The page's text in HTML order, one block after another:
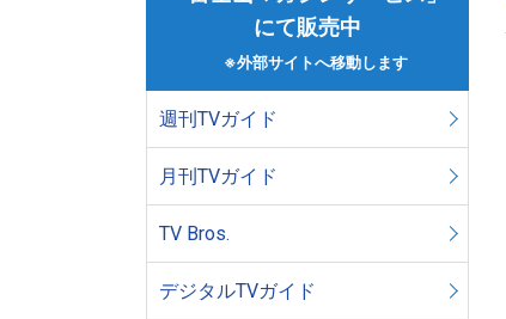
にて販売中
※外部サイトへ移動します
週刊TVガイド
月刊TVガイド
TV Bros.
デジタルTVガイド